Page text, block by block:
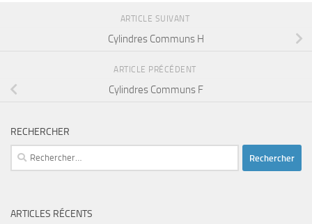
ARTICLE SUIVANT
Cylindres Communs H
ARTICLE PRÉCÉDENT
Cylindres Communs F
RECHERCHER
Rechercher :
ARTICLES RÉCENTS